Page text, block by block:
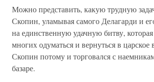
Можно представить, какую трудную
Скопин, уламывая самого Делагарди и
на единственную удачную битву,
многих одуматься и вернуться в царское
Скопин потому и торговался с
базаре.